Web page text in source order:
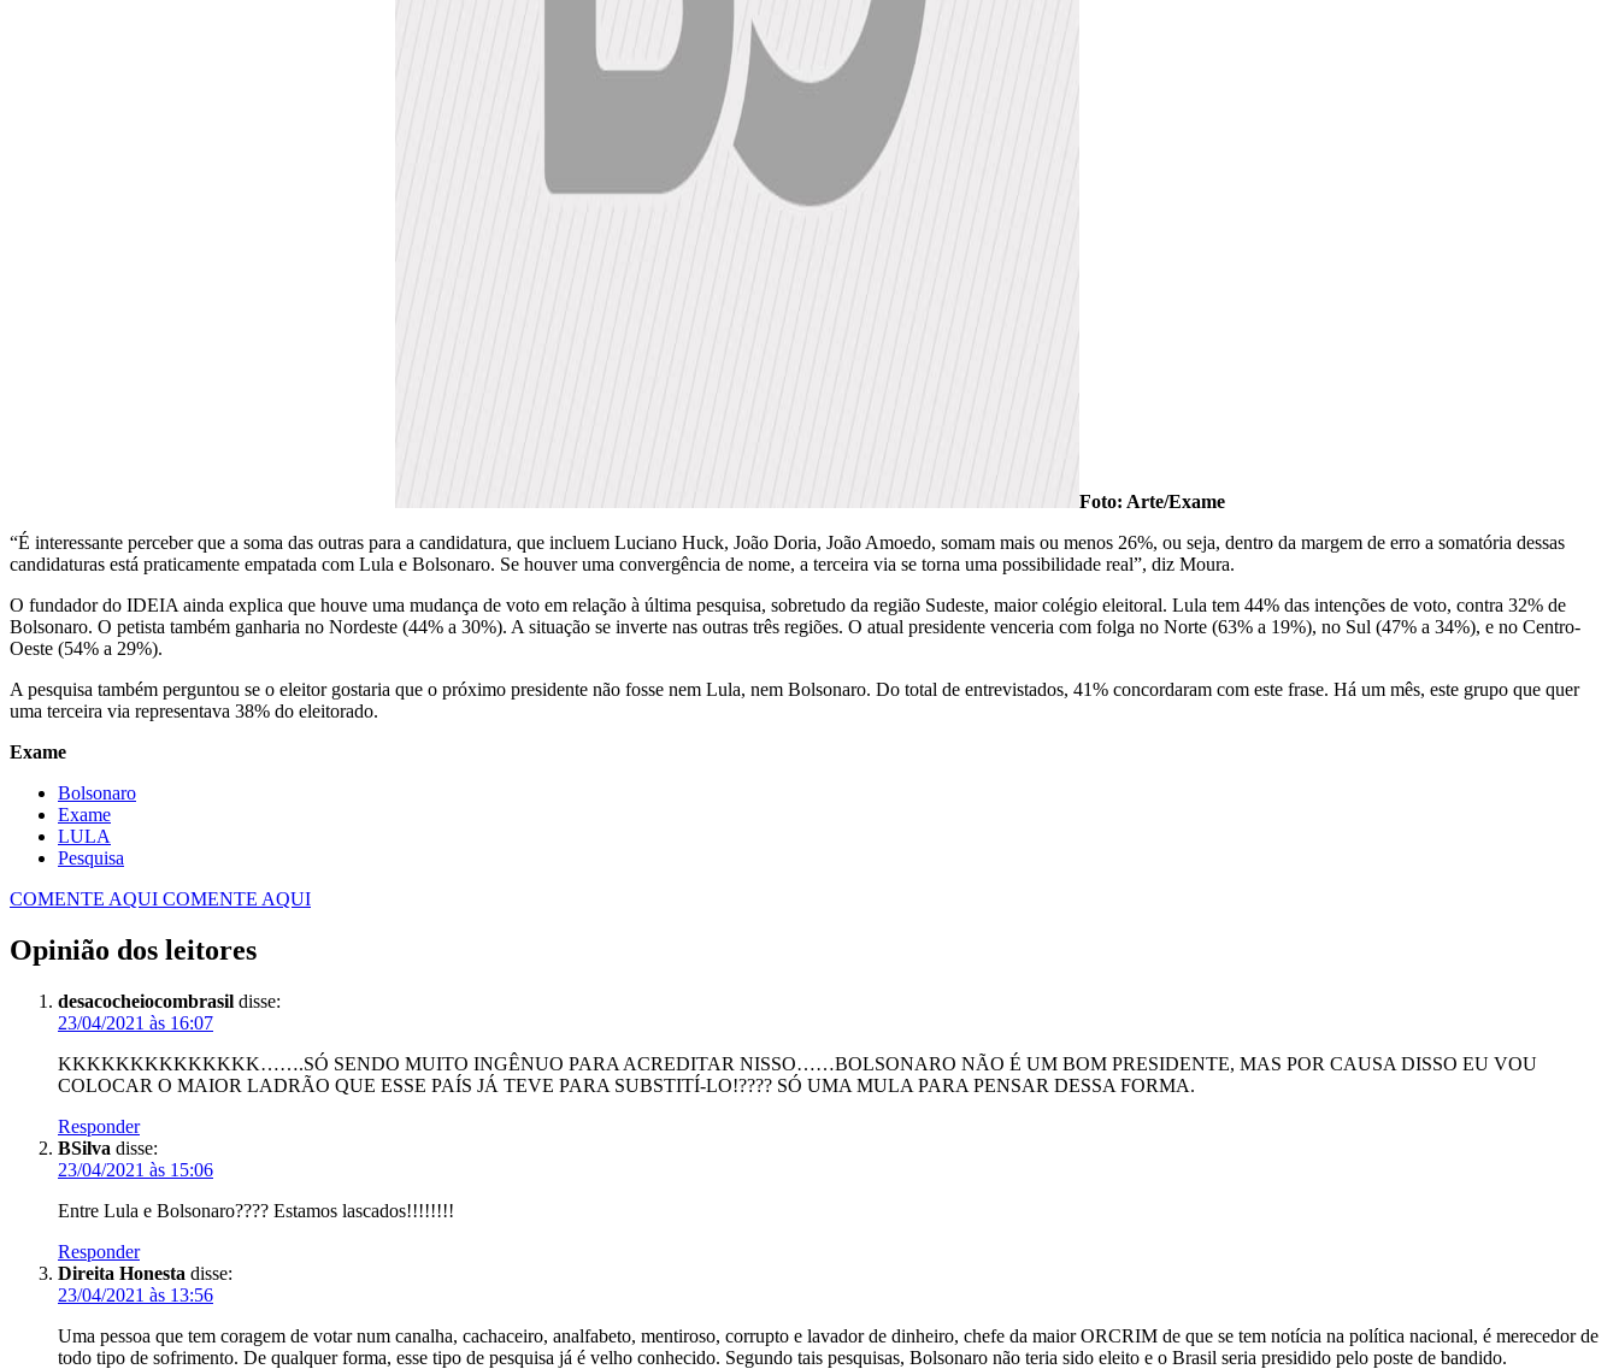
Foto: Arte/Exame
“É interessante perceber que a soma das outras para a candidatura, que incluem Luciano Huck, João Doria, João Amoedo, somam mais ou menos 26%, ou seja, dentro da margem de erro a somatória dessas
candidaturas está praticamente empatada com Lula e Bolsonaro. Se houver uma convergência de nome, a terceira via se torna uma possibilidade real”, diz Moura.
O fundador do IDEIA ainda explica que houve uma mudança de voto em relação à última pesquisa, sobretudo da região Sudeste, maior colégio eleitoral. Lula tem 44% das intenções de voto, contra 32% de
Bolsonaro. O petista também ganharia no Nordeste (44% a 30%). A situação se inverte nas outras três regiões. O atual presidente venceria com folga no Norte (63% a 19%), no Sul (47% a 34%), e no Centro-
Oeste (54% a 29%).
A pesquisa também perguntou se o eleitor gostaria que o próximo presidente não fosse nem Lula, nem Bolsonaro. Do total de entrevistados, 41% concordaram com este frase. Há um mês, este grupo que quer
uma terceira via representava 38% do eleitorado.
Exame
Bolsonaro
Exame
LULA
Pesquisa
COMENTE AQUI COMENTE AQUI
Opinião dos leitores
desacocheiocombrasil disse:
23/04/2021 às 16:07
KKKKKKKKKKKKKK…….SÓ SENDO MUITO INGÊNUO PARA ACREDITAR NISSO……BOLSONARO NÃO É UM BOM PRESIDENTE, MAS POR CAUSA DISSO EU VOU
COLOCAR O MAIOR LADRÃO QUE ESSE PAÍS JÁ TEVE PARA SUBSTITÍ-LO!???? SÓ UMA MULA PARA PENSAR DESSA FORMA.
Responder
BSilva disse:
23/04/2021 às 15:06
Entre Lula e Bolsonaro???? Estamos lascados!!!!!!!!
Responder
Direita Honesta disse:
23/04/2021 às 13:56
Uma pessoa que tem coragem de votar num canalha, cachaceiro, analfabeto, mentiroso, corrupto e lavador de dinheiro, chefe da maior ORCRIM de que se tem notícia na política nacional, é merecedor de
todo tipo de sofrimento. De qualquer forma, esse tipo de pesquisa já é velho conhecido. Segundo tais pesquisas, Bolsonaro não teria sido eleito e o Brasil seria presidido pelo poste de bandido.